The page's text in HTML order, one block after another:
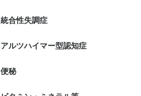
統合性失調症
アルツハイマー型認知症
便秘